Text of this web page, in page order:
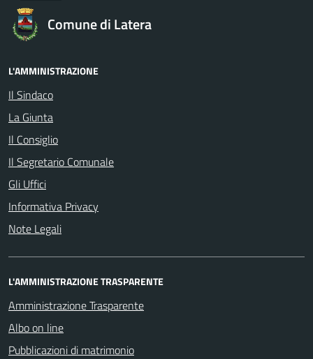
Comune di Latera
L'AMMINISTRAZIONE
Il Sindaco
La Giunta
Il Consiglio
Il Segretario Comunale
Gli Uffici
Informativa Privacy
Note Legali
L'AMMINISTRAZIONE TRASPARENTE
Amministrazione Trasparente
Albo on line
Pubblicazioni di matrimonio